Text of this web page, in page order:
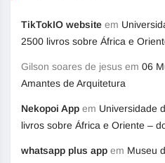
TikTokIO website em
2500 livros sobre África e
Gilson soares de jesus em 06
Amantes de Arquitetura
Nekopoi App em Universidade
livros sobre África e Oriente –
whatsapp plus app em Museu